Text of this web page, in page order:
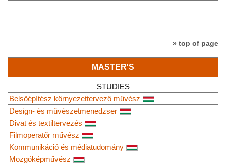
» top of page
MASTER'S
STUDIES
Belsőépítész környezettervező művész
Design- és művészetmenedzser
Divat és textiltervezés
Filmoperatőr művész
Kommunikáció és médiatudomány
Mozgóképművész